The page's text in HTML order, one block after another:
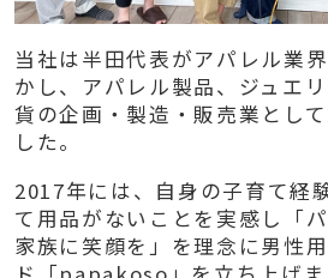
当社は半田代表がアパレル業
かし、アパレル製品、ジュエ
貨の企画・製造・販売業とし
した。
2017年には、自身の子育て経
て用品がないことを実感し「
家族に笑顔を」を理念に男性